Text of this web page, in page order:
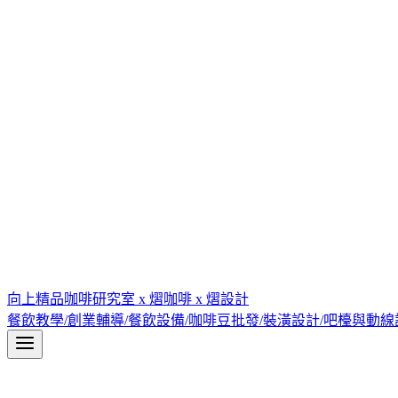
向上精品咖啡研究室 x 熠咖啡 x 熠設計
餐飲教學/創業輔導/餐飲設備/咖啡豆批發/裝潢設計/吧檯與動